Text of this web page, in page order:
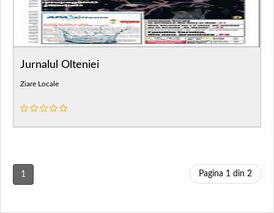
Jurnalul Olteniei
Ziare Locale
1 Pagina 1 din 2